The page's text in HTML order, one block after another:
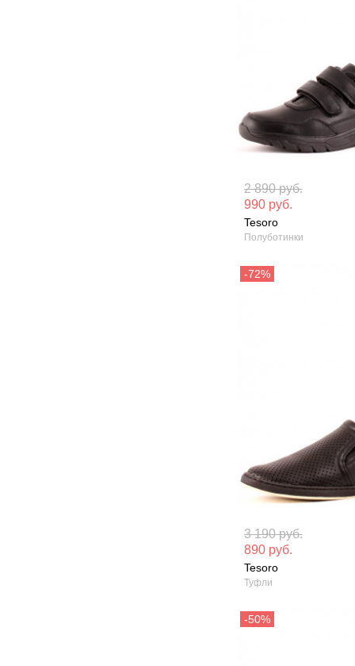
2 890 руб.
990 руб.
Tesoro
Полуботинки
Материал
кожа
Сезон:
3 190 руб.
890 руб.
Tesoro
Туфли
Материал
кожа
Сезон: